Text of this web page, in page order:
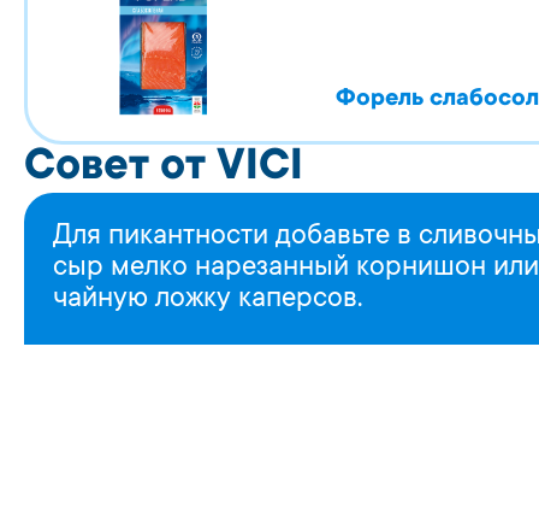
Форель
Совет от VICI
Для пикантности добавьте в
сыр мелко нарезанный корнишон или
чайную ложку каперсов.